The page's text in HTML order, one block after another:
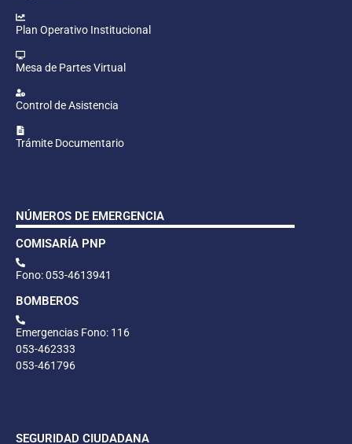
Plan Operativo Institucional
Mesa de Partes Virtual
Control de Asistencia
Trámite Documentario
NÚMEROS DE EMERGENCIA
COMISARÍA PNP
Fono: 053-4613941
BOMBEROS
Emergencias Fono: 116
053-462333
053-461796
SEGURIDAD CIUDADANA